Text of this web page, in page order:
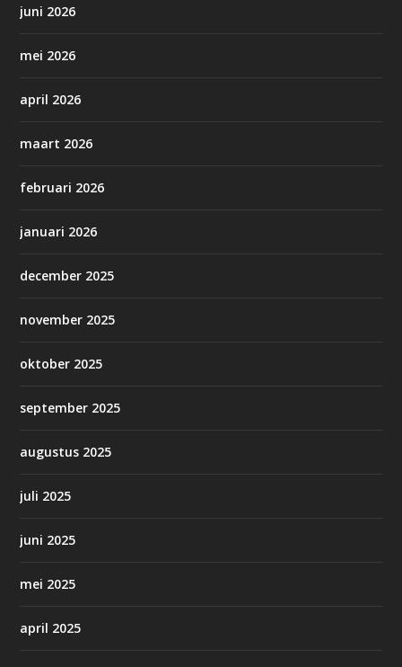
juni 2026
mei 2026
april 2026
maart 2026
februari 2026
januari 2026
december 2025
november 2025
oktober 2025
september 2025
augustus 2025
juli 2025
juni 2025
mei 2025
april 2025